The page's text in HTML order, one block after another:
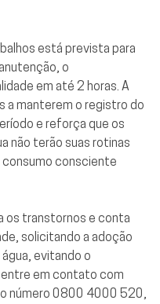
está prevista para
o
em até 2 horas. A
a manterem o registro do
e reforça que os
não terão suas rotinas
consciente
os transtornos e conta
solicitando a adoção
evitando o
entre em contato com
número 0800 4000 520,